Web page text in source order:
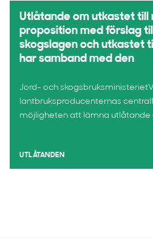
Utlåtande om utkastet till
proposition med förslag
skogslagen och utkastet
har samband med den
Jord- och
lantbruksproducenternas
möjligheten att lämna utlåtande
UTLÅTANDEN